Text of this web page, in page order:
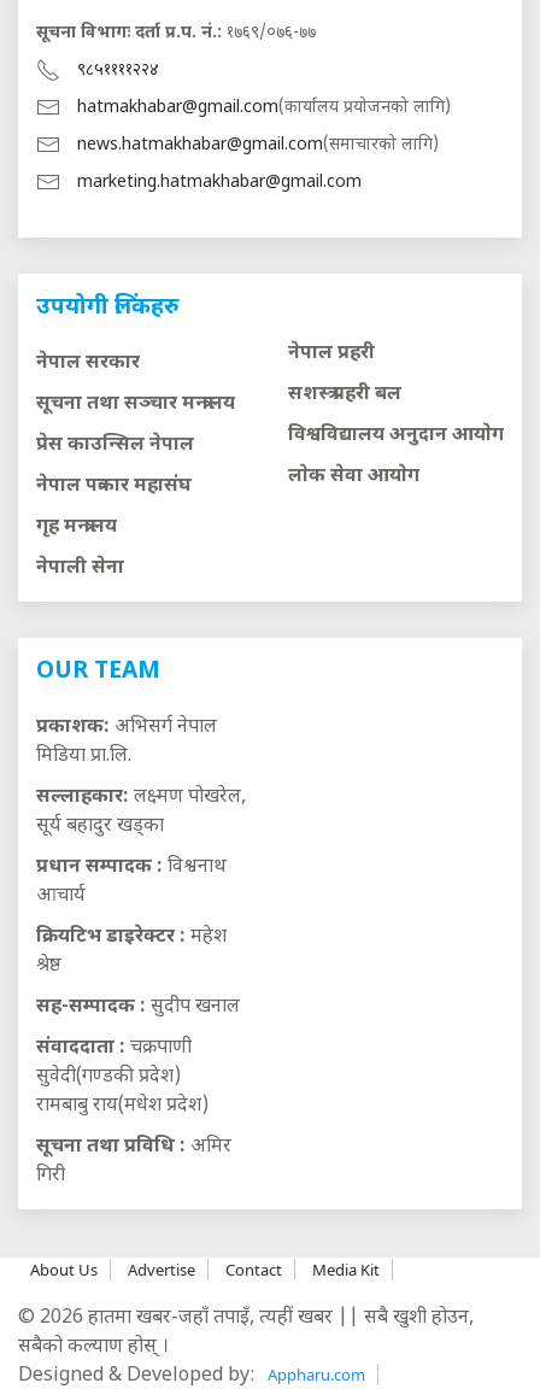
सूचना विभागः दर्ता प्र.प. नं.: १७६९/०७६-७७
९८५११११२२४
hatmakhabar@gmail.com(कार्यालय प्रयोजनको लागि)
news.hatmakhabar@gmail.com(समाचारको लागि)
marketing.hatmakhabar@gmail.com
उपयोगी लिंकहरु
नेपाल सरकार
सूचना तथा सञ्चार मन्त्रालय
प्रेस काउन्सिल नेपाल
नेपाल पत्रकार महासंघ
गृह मन्त्रालय
नेपाली सेना
नेपाल प्रहरी
सशस्त्र प्रहरी बल
विश्वविद्यालय अनुदान आयाेग
लाेक सेवा आयाेग
OUR TEAM
प्रकाशक: अभिसर्ग नेपाल
मिडिया प्रा.लि.
सल्लाहकार: लक्ष्मण पोखरेल,
सूर्य बहादुर खड्का
प्रधान सम्पादक : विश्वनाथ
आचार्य
क्रियटिभ डाइरेक्टर : महेश
श्रेष्ठ
सह-सम्पादक : सुदीप खनाल
संवाददाता : चक्रपाणी
सुवेदी(गण्डकी प्रदेश)
रामबाबु राय(मधेश प्रदेश)
सूचना तथा प्रविधि : अमिर
गिरी
About Us Advertise Contact Media Kit
© 2026 हातमा खबर-जहाँ तपाइँ, त्यहीं खबर || सबै खुशी होउन,
सबैको कल्याण होस् ।
Designed & Developed by:
Appharu.com